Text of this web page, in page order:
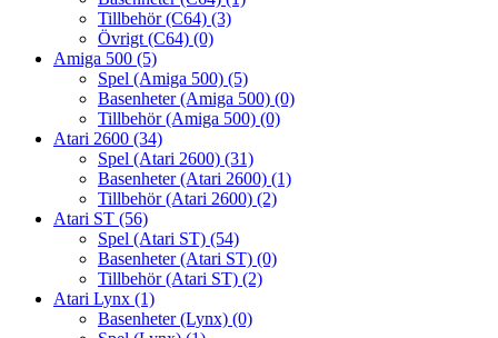
Tillbehör (C64) (3)
Övrigt (C64) (0)
Amiga 500 (5)
Spel (Amiga 500) (5)
Basenheter (Amiga 500) (0)
Tillbehör (Amiga 500) (0)
Atari 2600 (34)
Spel (Atari 2600) (31)
Basenheter (Atari 2600) (1)
Tillbehör (Atari 2600) (2)
Atari ST (56)
Spel (Atari ST) (54)
Basenheter (Atari ST) (0)
Tillbehör (Atari ST) (2)
Atari Lynx (1)
Basenheter (Lynx) (0)